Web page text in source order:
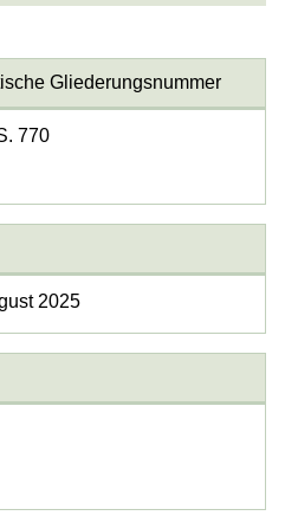
Gliederungsnummer
770
2025